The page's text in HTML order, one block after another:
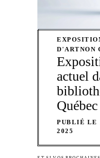
D'ARTNON
actuel
Québec
PUBLIÉ LE
2025